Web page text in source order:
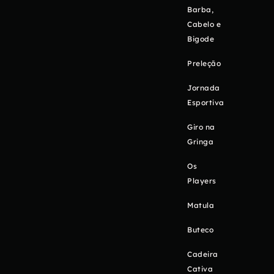
Barba,
Cabelo e
Bigode
Preleção
Jornada
Esportiva
Giro na
Gringa
Os
Players
Matula
Buteco
Cadeira
Cativa